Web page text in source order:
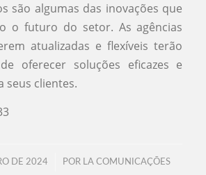
são algumas das inovações que
o futuro do setor. As agências
atualizadas e flexíveis terão
oferecer soluções eficazes e
seus clientes.
DE 2024
/ POR LA COMUNICAÇÕES